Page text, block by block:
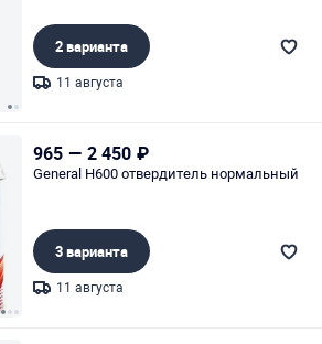
2 варианта
11 августа
965 — 2 450 ₽
General H600 отвердитель нормальный
3 варианта
11 августа